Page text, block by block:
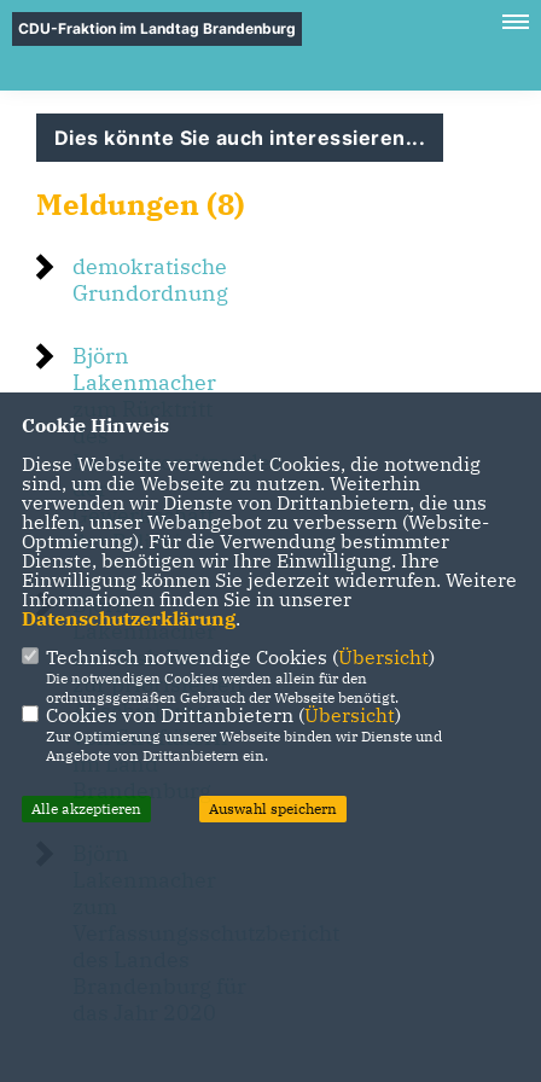
CDU-Fraktion im Landtag Brandenburg
Dies könnte Sie auch interessieren...
Meldungen (8)
demokratische
Grundordnung
Björn
Lakenmacher
des
Landesvorsitzenden
der
Gewerkschaft
der Polizei
Björn
Lakenmacher
zur Task Force
zur priorisierten
Abschiebung
von Straftätern
im Land
Brandenburg
Cookie Hinweis
Diese Webseite verwendet Cookies, die notwendig
sind, um die Webseite zu nutzen. Weiterhin
verwenden wir Dienste von Drittanbietern, die uns
helfen, unser Webangebot zu verbessern (Website-
Optmierung). Für die Verwendung bestimmter
Dienste, benötigen wir Ihre Einwilligung. Ihre
Einwilligung können Sie jederzeit widerrufen. Weitere
Informationen finden Sie in unserer
Datenschutzerklärung.
Technisch notwendige Cookies (Übersicht)
Die notwendigen Cookies werden allein für den
ordnungsgemäßen Gebrauch der Webseite benötigt.
Cookies von Drittanbietern (Übersicht)
Zur Optimierung unserer Webseite binden wir Dienste und
Angebote von Drittanbietern ein.
Alle akzeptieren Auswahl speichern